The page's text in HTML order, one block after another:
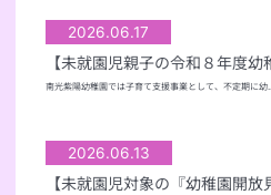
2026.06.17
【未就園児親子の令和８年度幼
南光紫陽幼稚園では子育て支援事業として、不定期に幼...
2026.06.13
【未就園児対象の『幼稚園開放